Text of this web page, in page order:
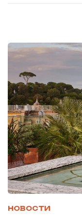
НОВОСТИ